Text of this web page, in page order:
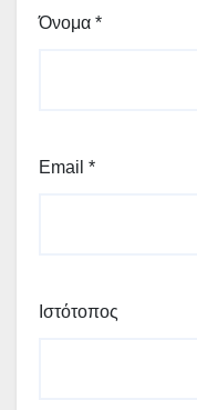
Όνομα *
Email *
Ιστότοπος